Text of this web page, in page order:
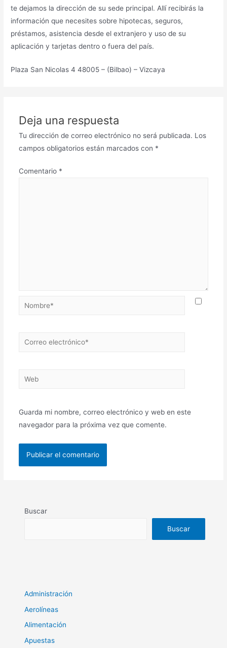
te dejamos la dirección de su sede principal. Allí recibirás la
información que necesites sobre hipotecas, seguros,
préstamos, asistencia desde el extranjero y uso de su
aplicación y tarjetas dentro o fuera del país.
Plaza San Nicolas 4 48005 – (Bilbao) – Vizcaya
Deja una respuesta
Tu dirección de correo electrónico no será publicada. Los
campos obligatorios están marcados con *
Comentario *
Nombre*
Correo
Web
Guarda mi nombre, correo electrónico y web en este
navegador para la próxima vez que comente.
Buscar
Buscar
Administración
Aerolíneas
Alimentación
Apuestas